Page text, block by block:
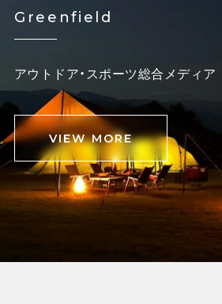
Greenfield
アウトドア・スポーツ総合メディア
VIEW MORE